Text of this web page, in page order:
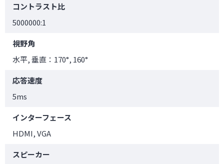
コントラスト比
5000000:1
視野角
水平, 垂直：170°, 160°
応答速度
5ms
インターフェース
HDMI, VGA
スピーカー